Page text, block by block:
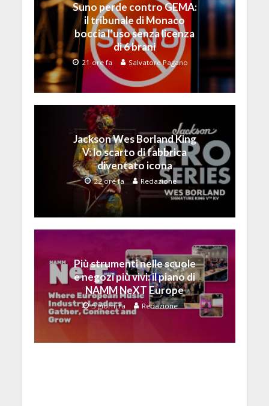
Suno perde contro GEMA:
il tribunale di Monaco
boccia l’uso senza licenza
di 6 brani
21 ore fa Salvatore Pagano
Jackson Wes Borland King
V: lo scarto di fabbrica
diventato icona
22 ore fa Redazione
Più strumenti nelle scuole
e negozi più vivi: il piano di
NAMM NeXT Europe
5 giorni fa Redazione